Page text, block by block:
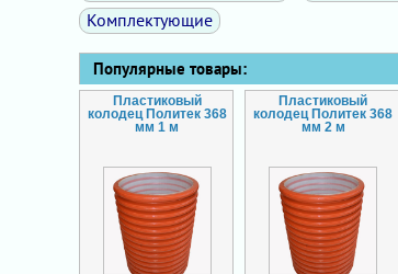
Комплектующие
Популярные товары:
Пластиковый
колодец Политек 368
мм 1 м
Пластиковый
колодец Политек 368
мм 2 м